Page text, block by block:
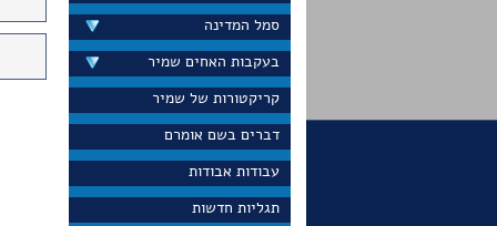
דייויד סלע הציג בערוץ 13 את
כרזת הדואר "הקדם במשלוח
ברכותיך לחגים" שעיצבו
האחים שמיר בראשית שנות
ה-60 הוא גם הציג את הכרזה
באתר הפופולרי שלו
"נוסטלגיה". ספטמבר 2022
סמל המדינה
בעקבות האחים שמיר
קריקטורות של שמיר
דברים בשם אומרם
עבודות אבודות
תגליות חדשות